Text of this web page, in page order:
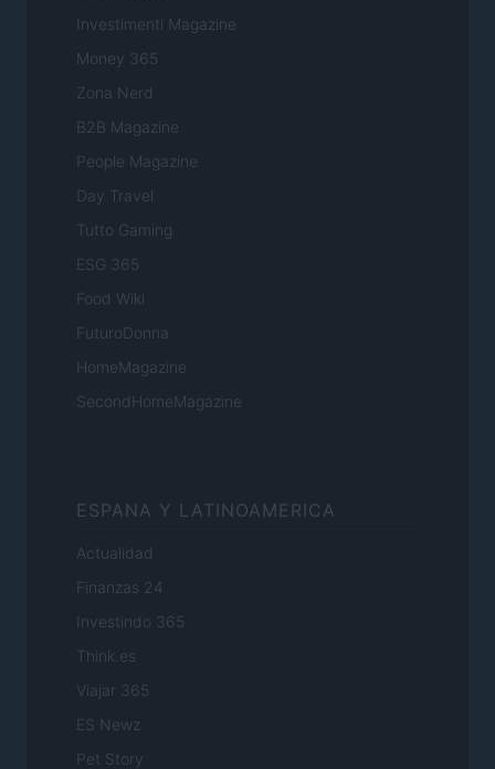
Investimenti Magazine
Money 365
Zona Nerd
B2B Magazine
People Magazine
Day Travel
Tutto Gaming
ESG 365
Food Wiki
FuturoDonna
HomeMagazine
SecondHomeMagazine
ESPANA Y LATINOAMERICA
Actualidad
Finanzas 24
Investindo 365
Think.es
Viajar 365
ES Newz
Pet Story